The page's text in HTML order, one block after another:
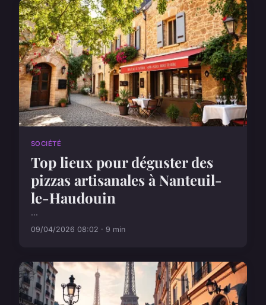
SOCIÉTÉ
Top lieux pour déguster des
pizzas artisanales à Nanteuil-
le-Haudouin
...
09/04/2026 08:02 · 9 min